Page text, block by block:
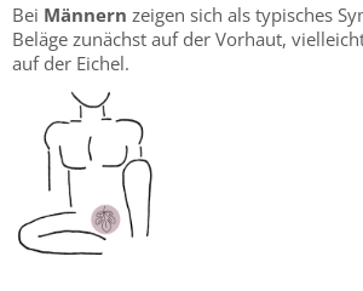
Bei Männern zeigen sich als typisches
Beläge zunächst auf der Vorhaut,
auf der Eichel.